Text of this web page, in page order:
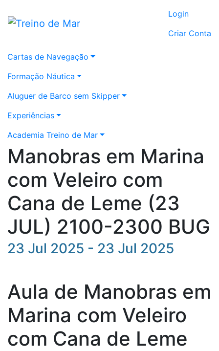
Login
Criar Conta
Cartas de Navegação
Formação Náutica
Aluguer de Barco sem Skipper
Experiências
Academia Treino de Mar
Manobras em Marina
com Veleiro com
Cana de Leme (23
JUL) 2100-2300 BUG
23 Jul 2025 - 23 Jul 2025
Aula de Manobras em
Marina com Veleiro
com Cana de Leme